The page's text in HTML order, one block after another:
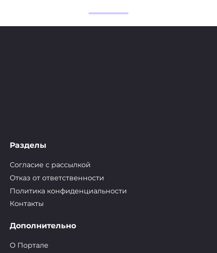
Разделы
Согласие с рассылкой
Отказ от ответственности
Политика конфиденциальности
Контакты
Дополнительно
О Портале